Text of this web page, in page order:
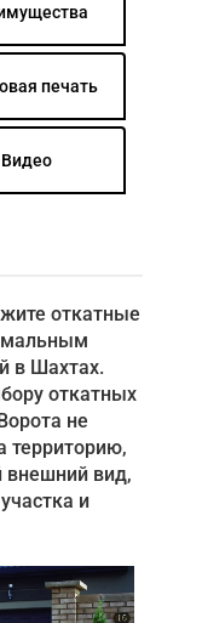
печать
Видео
откатные
в Шахтах.
откатных
не
территорию,
внешний вид,
и